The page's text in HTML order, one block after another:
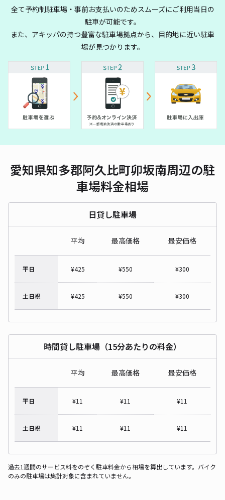
全て予約制駐車場・事前お支払いのためスムーズにご利用当日の
駐車が可能です。
また、アキッパの持つ豊富な駐車場拠点から、目的地に近い駐車
場が見つかります。
愛知県知多郡阿久比町卯坂南周辺の駐
車場料金相場
日貸し駐車場
平均 最高価格 最安価格
平日 ¥425 ¥550 ¥300
土日祝 ¥425 ¥550 ¥300
時間貸し駐車場（15分あたりの料金）
平均 最高価格 最安価格
平日 ¥11 ¥11 ¥11
土日祝 ¥11 ¥11 ¥11
過去1週間のサービス料をのぞく駐車料金から相場を算出しています。バイク
のみの駐車場は集計対象に含まれていません。